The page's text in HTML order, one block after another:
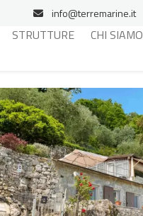
STRUTTURE CHI SIAMO
info@terremarine.it